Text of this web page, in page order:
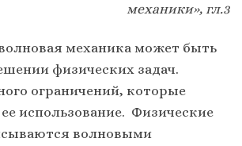
механики», гл.3
механика может быть
физических задач.
ограничений, которые
использование. Физические
волновыми